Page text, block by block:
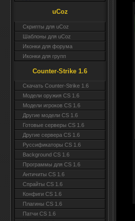
uCoz
Скрипты для uCoz
Шаблоны для uCoz
Иконки для форума
Иконки для групп
Counter-Strike 1.6
Скачать Counter-Strike 1.6
Модели оружия CS 1.6
Модели игроков CS 1.6
Другие модели CS 1.6
Готовые серверы CS 1.6
Другие сервера CS 1.6
Руссификаторы CS 1.6
Background CS 1.6
Программы для CS 1.6
Античиты CS 1.6
Спрайты CS 1.6
Конфиги CS 1.6
Плагины CS 1.6
Патчи CS 1.6